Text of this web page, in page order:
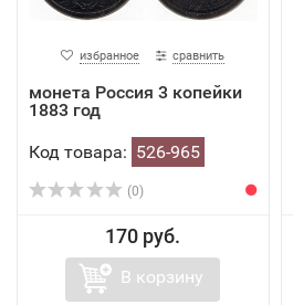
избранное сравнить
монета Россия 3 копейки
1883 год
Код товара: 526-965
(0)
170 руб.
В корзину